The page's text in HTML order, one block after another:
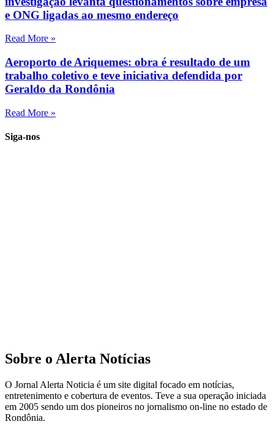
e ONG ligadas ao mesmo endereço
Read More »
Aeroporto de Ariquemes: obra é resultado de um
trabalho coletivo e teve iniciativa defendida por
Geraldo da Rondônia
Read More »
Siga-nos
Sobre o Alerta Notícias
O Jornal Alerta Noticia é um site digital focado em notícias,
entretenimento e cobertura de eventos. Teve a sua operação iniciada
em 2005 sendo um dos pioneiros no jornalismo on-line no estado de
Rondônia.